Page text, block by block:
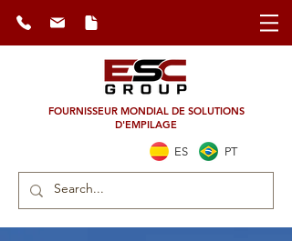
FOURNISSEUR MONDIAL DE SOLUTIONS
D'EMPILAGE
ES PT